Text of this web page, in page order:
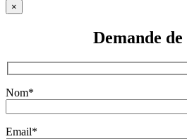
×
Demande de
Nom*
Email*